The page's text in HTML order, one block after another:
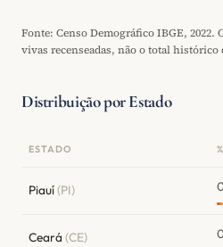
Fonte: Censo Demográfico IBGE, 2022.
vivas recenseadas, não o total histórico
Distribuição por Estado
ESTADO
Piauí(PI)
Ceará (CE)